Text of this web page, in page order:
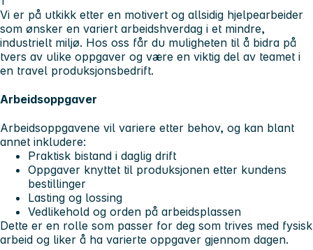
Vi er på utkikk etter en motivert og allsidig hjelpearbeider
som ønsker en variert arbeidshverdag i et mindre,
industrielt miljø. Hos oss får du muligheten til å bidra på
tvers av ulike oppgaver og være en viktig del av teamet i
en travel produksjonsbedrift.
Arbeidsoppgaver
Arbeidsoppgavene vil variere etter behov, og kan blant
annet inkludere:
Praktisk bistand i daglig drift
Oppgaver knyttet til produksjonen etter kundens
bestillinger
Lasting og lossing
Vedlikehold og orden på arbeidsplassen
Dette er en rolle som passer for deg som trives med fysisk
arbeid og liker å ha varierte oppgaver gjennom dagen.